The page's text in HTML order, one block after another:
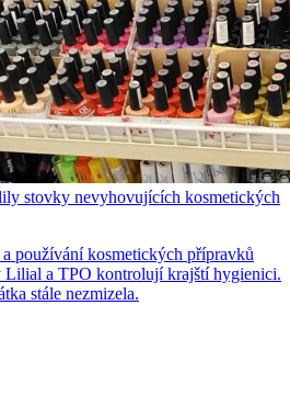
stovky nevyhovujících kosmetických
používání kosmetických přípravků
Lilial a TPO kontrolují krajští hygienici.
stále nezmizela.